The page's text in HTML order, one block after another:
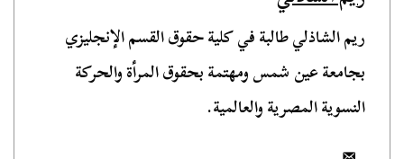
ريم الشاذلي طالبة في كلية حقوق القسم الإنجليزي
بجامعة عين شمس ومهتمة بحقوق المرأة والحركة
النسوية المصرية والعالمية.